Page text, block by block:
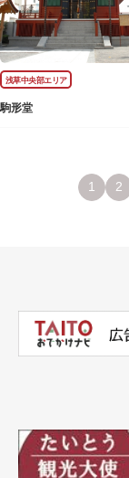
浅草中央部エリア
駒形堂
1 2